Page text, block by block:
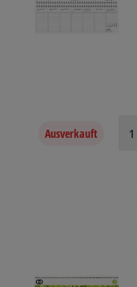
Ausverkauft